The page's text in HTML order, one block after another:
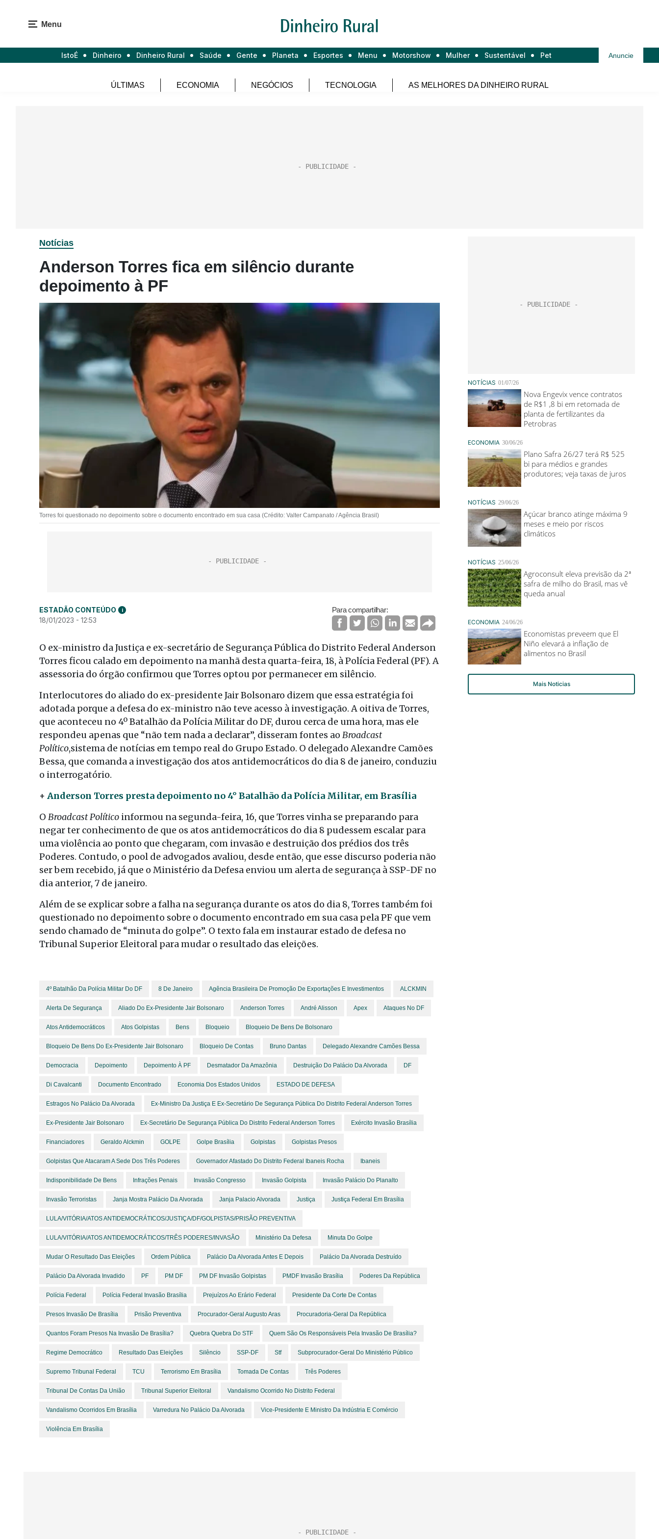
Menu
IstoÉ Dinheiro Dinheiro Rural Saúde Gente Planeta Esportes Menu Motorshow Mulher Sustentável Pet Anuncie
ÚLTIMAS ECONOMIA NEGÓCIOS TECNOLOGIA AS MELHORES DA DINHEIRO RURAL
Notícias
Anderson Torres fica em silêncio durante
depoimento à PF
Torres foi questionado no depoimento sobre o documento encontrado em sua casa (Crédito: Valter Campanato / Agência Brasil)
ESTADÃO CONTEÚDO i
18/01/2023 - 12:53
Para compartilhar:
O ex-ministro da Justiça e ex-secretário de Segurança Pública do Distrito Federal Anderson
Torres ficou calado em depoimento na manhã desta quarta-feira, 18, à Polícia Federal (PF). A
assessoria do órgão confirmou que Torres optou por permanecer em silêncio.
Interlocutores do aliado do ex-presidente Jair Bolsonaro dizem que essa estratégia foi
adotada porque a defesa do ex-ministro não teve acesso à investigação. A oitiva de Torres,
que aconteceu no 4º Batalhão da Polícia Militar do DF, durou cerca de uma hora, mas ele
respondeu apenas que “não tem nada a declarar”, disseram fontes ao Broadcast
Político,sistema de notícias em tempo real do Grupo Estado. O delegado Alexandre Camões
Bessa, que comanda a investigação dos atos antidemocráticos do dia 8 de janeiro, conduziu
o interrogatório.
+ Anderson Torres presta depoimento no 4° Batalhão da Polícia Militar, em Brasília
O Broadcast Político informou na segunda-feira, 16, que Torres vinha se preparando para
negar ter conhecimento de que os atos antidemocráticos do dia 8 pudessem escalar para
uma violência ao ponto que chegaram, com invasão e destruição dos prédios dos três
Poderes. Contudo, o pool de advogados avaliou, desde então, que esse discurso poderia não
ser bem recebido, já que o Ministério da Defesa enviou um alerta de segurança à SSP-DF no
dia anterior, 7 de janeiro.
Além de se explicar sobre a falha na segurança durante os atos do dia 8, Torres também foi
questionado no depoimento sobre o documento encontrado em sua casa pela PF que vem
sendo chamado de “minuta do golpe”. O texto fala em instaurar estado de defesa no
Tribunal Superior Eleitoral para mudar o resultado das eleições.
4º Batalhão Da Polícia Militar Do DF 8 De Janeiro Agência Brasileira De Promoção De Exportações E Investimentos ALCKMIN
Alerta De Segurança Aliado Do Ex-Presidente Jair Bolsonaro Anderson Torres André Alisson Apex Ataques No DF
Atos Antidemocráticos Atos Golpistas Bens Bloqueio Bloqueio De Bens De Bolsonaro
Bloqueio De Bens Do Ex-Presidente Jair Bolsonaro Bloqueio De Contas Bruno Dantas Delegado Alexandre Camões Bessa
Democracia Depoimento Depoimento À PF Desmatador Da Amazônia Destruição Do Palácio Da Alvorada DF
Di Cavalcanti Documento Encontrado Economia Dos Estados Unidos ESTADO DE DEFESA
Estragos No Palácio Da Alvorada Ex-Ministro Da Justiça E Ex-Secretário De Segurança Pública Do Distrito Federal Anderson Torres
Ex-Presidente Jair Bolsonaro Ex-Secretário De Segurança Pública Do Distrito Federal Anderson Torres Exército Invasão Brasília
Financiadores Geraldo Alckmin GOLPE Golpe Brasília Golpistas Golpistas Presos
Golpistas Que Atacaram A Sede Dos Três Poderes Governador Afastado Do Distrito Federal Ibaneis Rocha Ibaneis
Indisponibilidade De Bens Infrações Penais Invasão Congresso Invasão Golpista Invasão Palácio Do Planalto
Invasão Terroristas Janja Mostra Palácio Da Alvorada Janja Palacio Alvorada Justiça Justiça Federal Em Brasília
LULA/VITÓRIA/ATOS ANTIDEMOCRÁTICOS/JUSTIÇA/DF/GOLPISTAS/PRISÃO PREVENTIVA
LULA/VITÓRIA/ATOS ANTIDEMOCRÁTICOS/TRÊS PODERES/INVASÃO Ministério Da Defesa Minuta Do Golpe
Mudar O Resultado Das Eleições Ordem Pública Palácio Da Alvorada Antes E Depois Palácio Da Alvorada Destruído
Palácio Da Alvorada Invadido PF PM DF PM DF Invasão Golpistas PMDF Invasão Brasília Poderes Da República
Polícia Federal Polícia Federal Invasão Brasília Prejuízos Ao Erário Federal Presidente Da Corte De Contas
Presos Invasão De Brasília Prisão Preventiva Procurador-Geral Augusto Aras Procuradoria-Geral Da República
Quantos Foram Presos Na Invasão De Brasília? Quebra Quebra Do STF Quem São Os Responsáveis Pela Invasão De Brasília?
Regime Democrático Resultado Das Eleições Silêncio SSP-DF Stf Subprocurador-Geral Do Ministério Público
Supremo Tribunal Federal TCU Terrorismo Em Brasília Tomada De Contas Três Poderes
Tribunal De Contas Da União Tribunal Superior Eleitoral Vandalismo Ocorrido No Distrito Federal
Vandalismo Ocorridos Em Brasília Varredura No Palácio Da Alvorada Vice-Presidente E Ministro Da Indústria E Comércio
Violência Em Brasília